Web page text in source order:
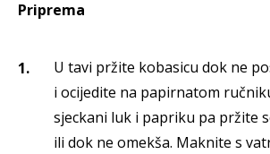
Priprema
U tavi pržite kobasicu dok ne
i ocijedite na papirnatom
sjeckani luk i papriku pa pržite
ili dok ne omekša. Maknite s